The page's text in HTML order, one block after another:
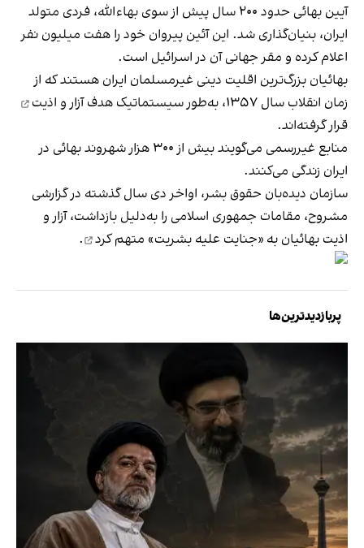
آیین بهائی حدود ۲۰۰ سال پیش از سوی بهاءالله، فردی متولد
ایران، بنیان‌گذاری شد. این آئین پیروان خود را هفت میلیون نفر
اعلام کرده و مقر جهانی آن در اسرائیل است.
بهائیان بزرگ‌ترین اقلیت دینی غیرمسلمان ایران هستند که از
زمان انقلاب سال ۱۳۵۷، به‌طور سیستماتیک
هدف آزار و اذیت
قرار گرفته‌اند.
منابع غیررسمی می‌گویند بیش از ۳۰۰ هزار شهروند بهائی در
ایران زندگی می‌کنند.
سازمان دیده‌بان حقوق بشر، اواخر دی سال گذشته در گزارشی
مشروح، مقامات جمهوری اسلامی را به‌دلیل بازداشت، آزار و
اذیت بهائیان به «جنایت علیه بشریت» متهم کرد .
پربازدیدترین‌ها